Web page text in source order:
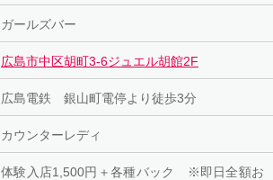
ガールズバー
広島市中区胡町3-6ジュエル胡館2F
広島電鉄 銀山町電停より徒歩3分
カウンターレディ
体験入店1,500円＋各種バック ※即日全額お